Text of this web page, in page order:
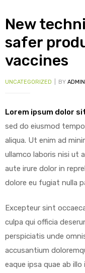
New
safer
vaccines
UNCATEGORIZED BY ADMIN
Lorem ipsum dolor
sed do eiusmod
aliqua. Ut enim ad
ullamco laboris nisi ut
aute irure dolor in
dolore eu fugiat nulla
Excepteur sint
culpa qui officia
perspiciatis unde
accusantium
eaque ipsa quae ab